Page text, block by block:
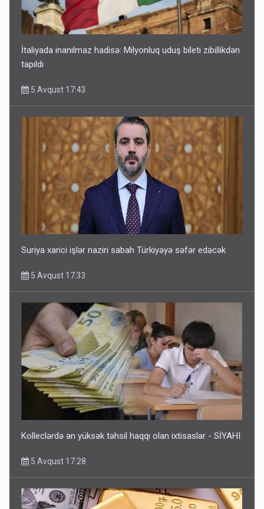
İtaliyada inanılmaz hadisə: Milyonluq uduş bileti zibillikdən
tapıldı
5 Avqust 17:43
Suriya xarici işlər naziri sabah Türkiyəyə səfər edəcək
5 Avqust 17:33
Kolleclərdə ən yüksək təhsil haqqı olan ixtisaslar - SİYAHI
5 Avqust 17:28